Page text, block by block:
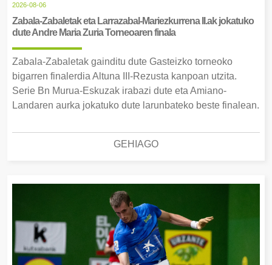
2026-08-06
Zabala-Zabaletak eta Larrazabal-Mariezkurrena II.ak jokatuko
dute Andre Maria Zuria Torneoaren finala
Zabala-Zabaletak gainditu dute Gasteizko torneoko
bigarren finalerdia Altuna III-Rezusta kanpoan utzita.
Serie Bn Murua-Eskuzak irabazi dute eta Amiano-
Landaren aurka jokatuko dute larunbateko beste finalean.
GEHIAGO